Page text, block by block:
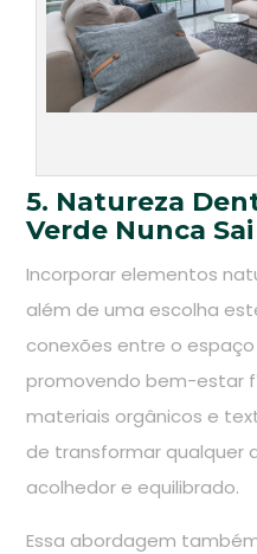
5. Natureza
Verde Nunca
Incorporar elementos
além de uma escolha
conexões entre o
promovendo bem-estar
materiais orgânicos e
de transformar qualquer
acolhedor e equilibrado.
Essa abordagem